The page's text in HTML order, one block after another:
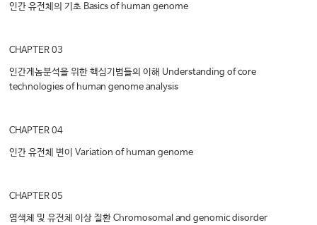
인간 유전체의 기초 Basics of human genome
CHAPTER 03
인간게놈분석을 위한 핵심기법들의 이해 Understanding of core
technologies of human genome analysis
CHAPTER 04
인간 유전체 변이 Variation of human genome
CHAPTER 05
염색체 및 유전체 이상 질환 Chromosomal and genomic disorder